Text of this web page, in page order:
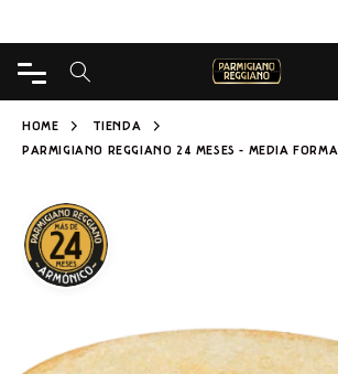
HOME
TIENDA
PARMIGIANO REGGIANO 24 MESES - MEDIA FORMA
INFORMACIÓN
DEL
PRODUCTO